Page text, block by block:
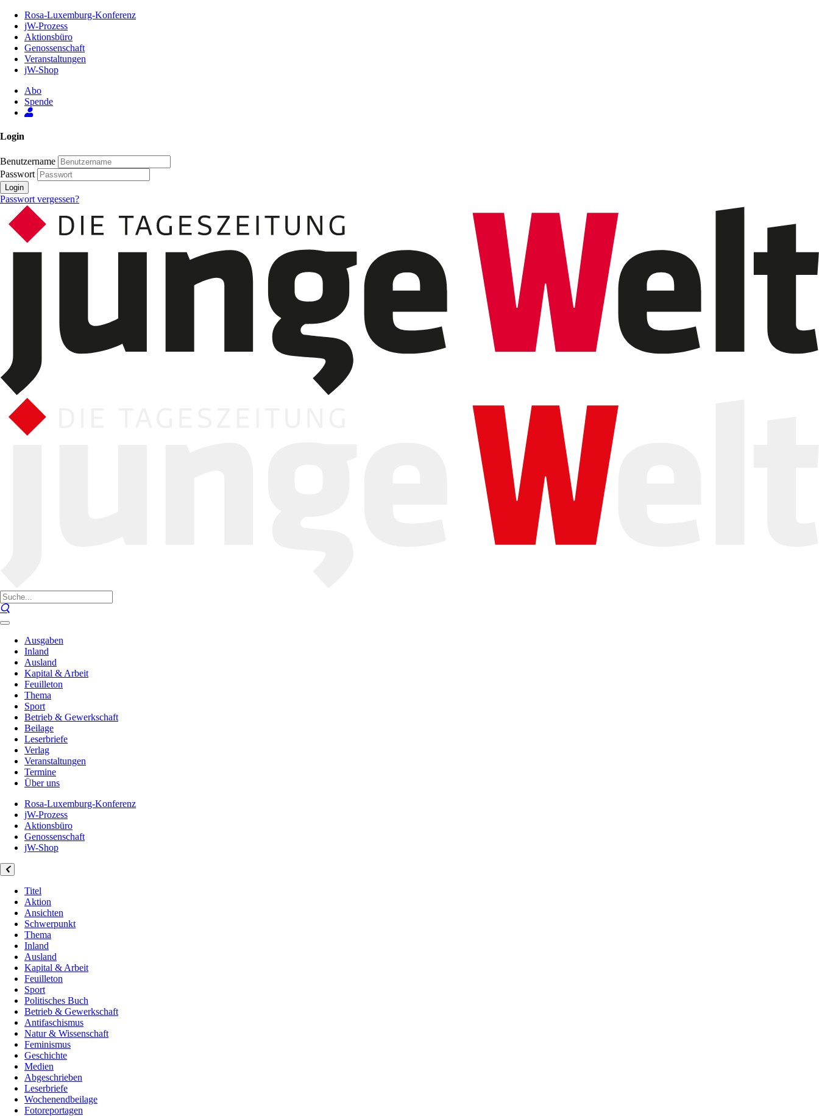
Inhalt
Seite
Rosa-Luxemburg-Konferenz
jW-Prozess
Aktionsbüro
Genossenschaft
Veranstaltungen
jW-Shop
Abo
Spende
Login
Benutzername
Passwort
Login
Passwort vergessen?
Ausgaben
Inland
Ausland
Kapital & Arbeit
Feuilleton
Thema
Sport
Betrieb & Gewerkschaft
Beilage
Leserbriefe
Verlag
Veranstaltungen
Termine
Über uns
Rosa-Luxemburg-Konferenz
jW-Prozess
Aktionsbüro
Genossenschaft
jW-Shop
Titel
Aktion
Ansichten
Schwerpunkt
Thema
Inland
Ausland
Kapital & Arbeit
Feuilleton
Sport
Politisches Buch
Betrieb & Gewerkschaft
Antifaschismus
Natur & Wissenschaft
Feminismus
Geschichte
Medien
Abgeschrieben
Leserbriefe
Wochenendbeilage
Fotoreportagen